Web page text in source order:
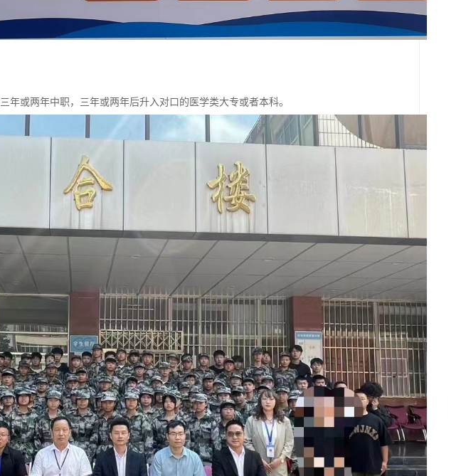
年或两年中职，三年或两年后升入对口的医学类大专或者本科。